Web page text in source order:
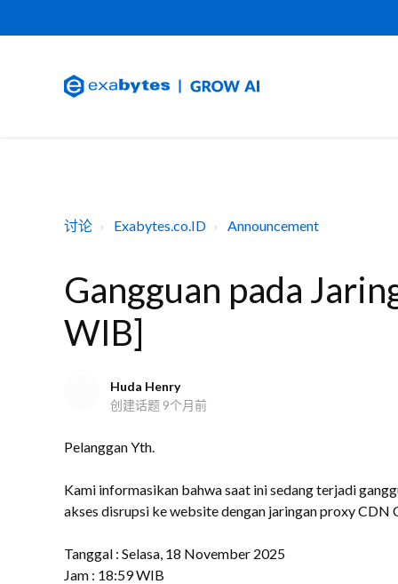
讨论 Exabytes.co.ID Announcement
Gangguan pada
WIB]
Huda Henry
创建话题 9个月前
Pelanggan Yth.
Kami informasikan bahwa saat ini sedang terjadi
akses disrupsi ke website dengan jaringan proxy
Tanggal : Selasa, 18 November 2025
Jam : 18:59 WIB